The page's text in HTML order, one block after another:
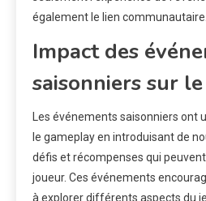
également le lien communautaire.
Impact des
saisonniers sur
Les événements saisonniers
le gameplay en introduisant de
défis et récompenses qui
joueur. Ces événements
à explorer différents aspects du